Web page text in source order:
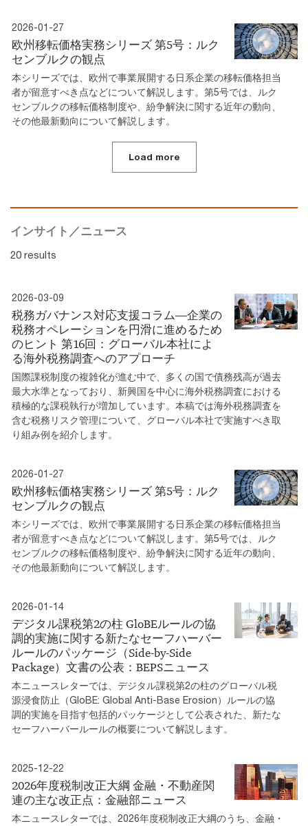
2026-01-27
欧州移転価格実務シリーズ 第5号：ルク
センブルクの観点
本シリーズでは、欧州で事業展開する日系企業の移転価格担当
者が留意すべき点などについて解説します。第5号では、ルク
センブルクの移転価格制度や、紛争解決に関する近年の動向、
その他最新動向について解説します。
Load more
インサイト／ニュース
20 results
2026-03-09
税務ガバナンス対応支援コラム―企業の
税務オペレーションを円滑に進めるため
のヒント 第16回：グローバル本社によ
る海外税務調査へのアプローチ
国際課税制度の複雑化が進む中で、多くの国で債務残高が過去
最大水準となっており、新興国を中心に海外税務調査における
積極的な課税執行が増加しています。本稿では海外税務調査を
含む税務リスク管理について、グローバル本社で実施すべき取
り組み例を紹介します。
2026-01-27
欧州移転価格実務シリーズ 第5号：ルク
センブルクの観点
本シリーズでは、欧州で事業展開する日系企業の移転価格担当
者が留意すべき点などについて解説します。第5号では、ルク
センブルクの移転価格制度や、紛争解決に関する近年の動向、
その他最新動向について解説します。
2026-01-14
デジタル課税第2の柱 GloBEルールの協
調的実施に関する新たなセーフハーバー
ルールのパッケージ（Side-by-Side
Package）文書の公表：BEPSニュース
本ニュースレターでは、デジタル課税第2の柱のグローバル税
源浸食防止（GloBE: Global Anti-Base Erosion）ルールの協
調的実施を目指す包括的パッケージとして公表された、新たな
セーフハーバールールの概要について解説します。
2025-12-22
2026年度税制改正大綱 金融・不動産関
連の主な改正点：金融部ニュース
本ニュースレターでは、2026年度税制改正大綱のうち、金融・